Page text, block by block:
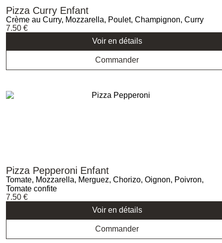
Pizza Curry Enfant
Crème au Curry, Mozzarella, Poulet, Champignon, Curry
7.50 €
Voir en détails
Commander
Pizza Pepperoni Enfant
Tomate, Mozzarella, Merguez, Chorizo, Oignon, Poivron,
Tomate confite
7.50 €
Voir en détails
Commander